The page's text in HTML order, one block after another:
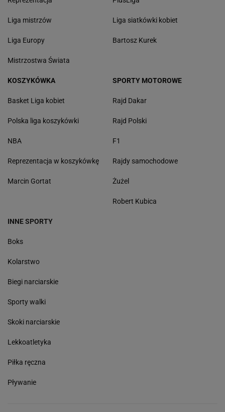
Liga mistrzów
Liga Europy
Mistrzostwa Świata
Liga siatkówki kobiet
Bartosz Kurek
KOSZYKÓWKA
Basket Liga kobiet
Polska liga koszykówki
NBA
Reprezentacja w koszykówkę
Marcin Gortat
SPORTY MOTOROWE
Rajd Dakar
Rajd Polski
F1
Rajdy samochodowe
Żużel
Robert Kubica
INNE SPORTY
Boks
Kolarstwo
Biegi narciarskie
Sporty walki
Skoki narciarskie
Lekkoatletyka
Piłka ręczna
Pływanie